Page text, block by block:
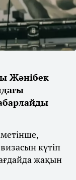
Жәнібек
күтіп
жақын